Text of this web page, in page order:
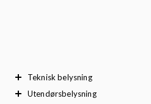
Teknisk belysning
Utendørsbelysning